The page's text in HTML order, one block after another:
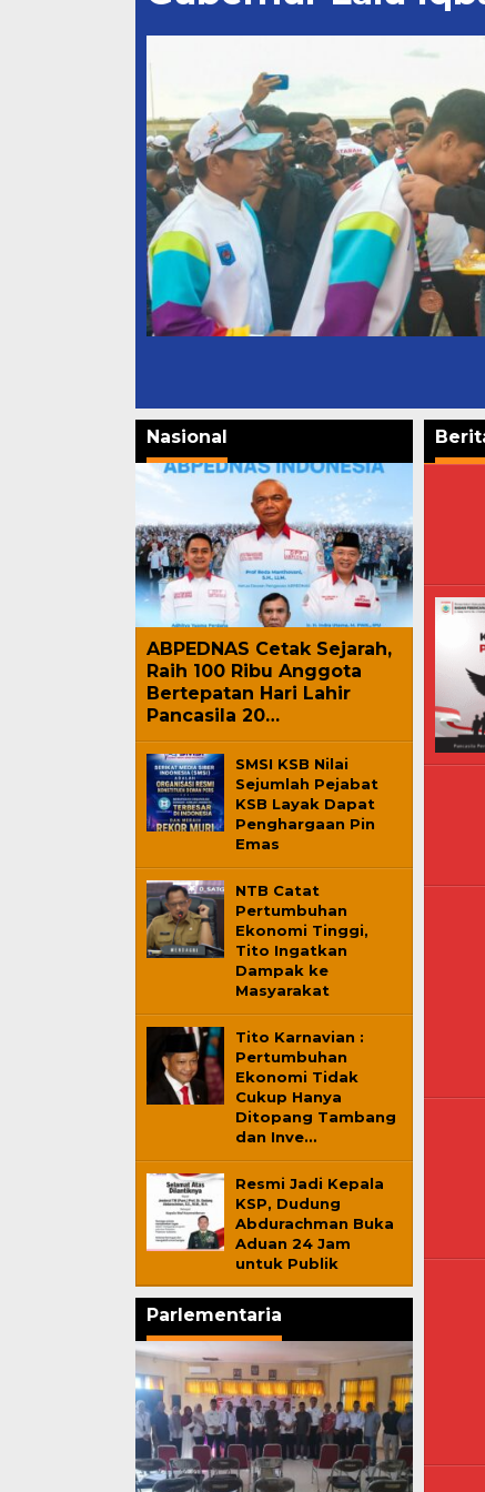
Nasional
ABPEDNAS Cetak Sejarah,
Raih 100 Ribu Anggota
Bertepatan Hari Lahir
Pancasila 20…
SMSI KSB Nilai
Sejumlah Pejabat
KSB Layak Dapat
Penghargaan Pin
Emas
NTB Catat
Pertumbuhan
Ekonomi Tinggi,
Tito Ingatkan
Dampak ke
Masyarakat
Tito Karnavian :
Pertumbuhan
Ekonomi Tidak
Cukup Hanya
Ditopang Tambang
dan Inve…
Resmi Jadi Kepala
KSP, Dudung
Abdurachman Buka
Aduan 24 Jam
untuk Publik
Parlementaria